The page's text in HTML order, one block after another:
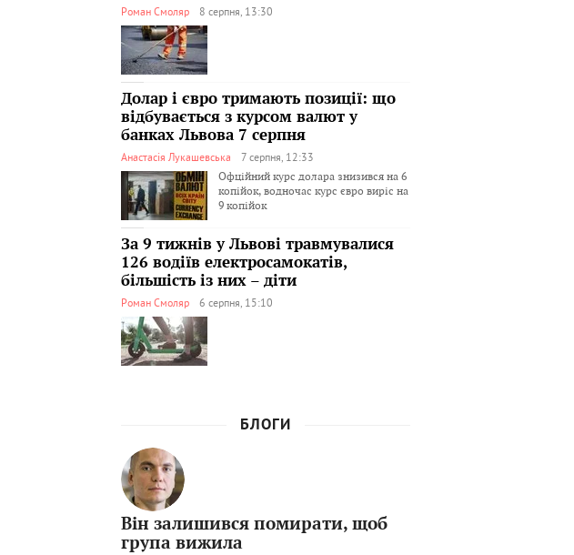
Роман Смоляр 8 серпня, 13:30
Долар і євро тримають позиції: що
відбувається з курсом валют у
банках Львова 7 серпня
Анастасія Лукашевська
7 серпня, 12:33
Офційний курс долара знизився на 6
копійок, водночас курс євро виріс на
9 копійок
За 9 тижнів у Львові травмувалися
126 водіїв електросамокатів,
більшість із них – діти
Роман Смоляр 6 серпня, 15:10
БЛОГИ
Він залишився помирати, щоб
група вижила